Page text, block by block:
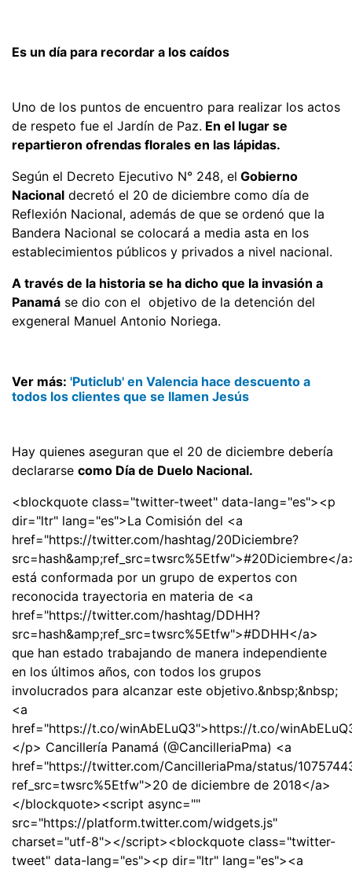
Es un día para recordar a los caídos
Uno de los puntos de encuentro para realizar los actos
de respeto fue el Jardín de Paz. En el lugar se
repartieron ofrendas florales en las lápidas.
Según el Decreto Ejecutivo N° 248, el Gobierno
Nacional decretó el 20 de diciembre como día de
Reflexión Nacional, además de que se ordenó que la
Bandera Nacional se colocará a media asta en los
establecimientos públicos y privados a nivel nacional.
A través de la historia se ha dicho que la invasión a
Panamá se dio con el objetivo de la detención del
exgeneral Manuel Antonio Noriega.
Ver más: 'Puticlub' en Valencia hace descuento a
todos los clientes que se llamen Jesús
Hay quienes aseguran que el 20 de diciembre debería
declararse como Día de Duelo Nacional.
<blockquote class="twitter-tweet" data-lang="es"><p
dir="ltr" lang="es">La Comisión del <a
href="https://twitter.com/hashtag/20Diciembre?
src=hash&amp;ref_src=twsrc%5Etfw">#20Diciembre</
está conformada por un grupo de expertos con
reconocida trayectoria en materia de <a
href="https://twitter.com/hashtag/DDHH?
src=hash&amp;ref_src=twsrc%5Etfw">#DDHH</a>
que han estado trabajando de manera independiente
en los últimos años, con todos los grupos
involucrados para alcanzar este objetivo.&nbsp;&nbsp;
<a
href="https://t.co/winAbELuQ3">https://t.co/
</p> Cancillería Panamá (@CancilleriaPma) <a
href="https://twitter.com/CancilleriaPma/status/
ref_src=twsrc%5Etfw">20 de diciembre de 2018</a>
</blockquote><script async=""
src="https://platform.twitter.com/widgets.js"
charset="utf-8"></script><blockquote class="twitter-
tweet" data-lang="es"><p dir="ltr" lang="es"><a